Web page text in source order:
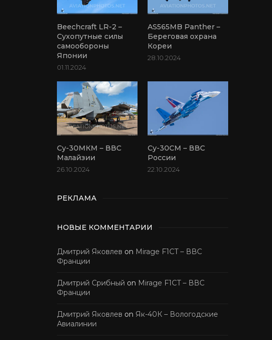
Beechcraft LR-2 –
Сухопутные силы
самообороны
Японии
01.11.2024
AS565MB Panther –
Береговая охрана
Кореи
28.10.2024
Су-30МКМ – ВВС
Малайзии
26.10.2024
Су-30СМ – ВВС
России
22.10.2024
РЕКЛАМА
НОВЫЕ КОММЕНТАРИИ
Дмитрий Яковлев on Mirage F1CT – ВВС
Франции
Дмитрий Срибный on Mirage F1CT – ВВС
Франции
Дмитрий Яковлев on Як-40К – Вологодские
Авиалинии